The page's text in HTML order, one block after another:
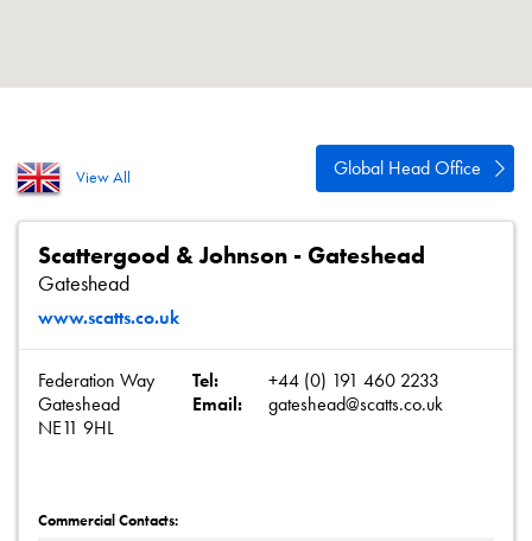
View All Global Head Office
Scattergood & Johnson - Gateshead
Gateshead
www.scatts.co.uk
Federation Way
Gateshead
NE11 9HL
Tel:
+44 (0) 191 460 2233
Email:
gateshead@scatts.co.uk
Commercial Contacts: